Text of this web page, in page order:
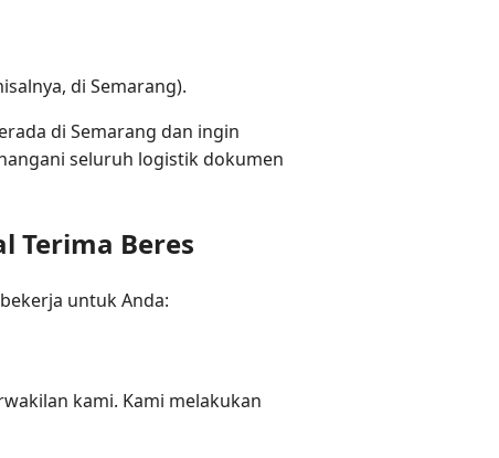
di Semarang).
di Semarang dan ingin
seluruh logistik dokumen
Terima Beres
untuk Anda:
kami. Kami melakukan